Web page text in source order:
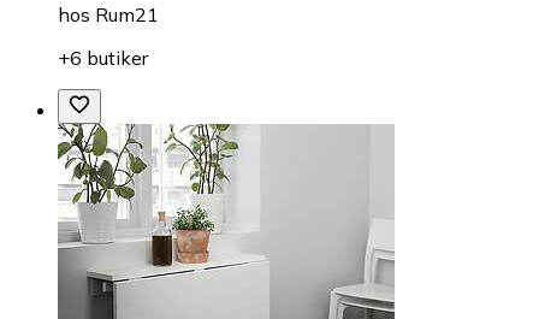
hos Rum21
+6 butiker